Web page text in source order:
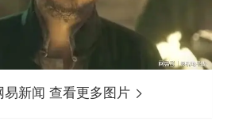
易新闻 查看更多图片